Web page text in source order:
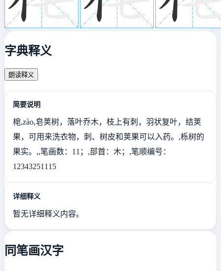
字典释义
朗读释义
简要说明
梍,zào,皂荚树，落叶乔木，枝上有刺，羽状复叶，结荚
果，可用来洗衣物，刺、树皮和荚果可以入药。,栎树的
果实。,,笔画数：11；,部首：木；,笔顺编号：
12343251115
详细释义
暂无详细释义内容。
同笔画汉字